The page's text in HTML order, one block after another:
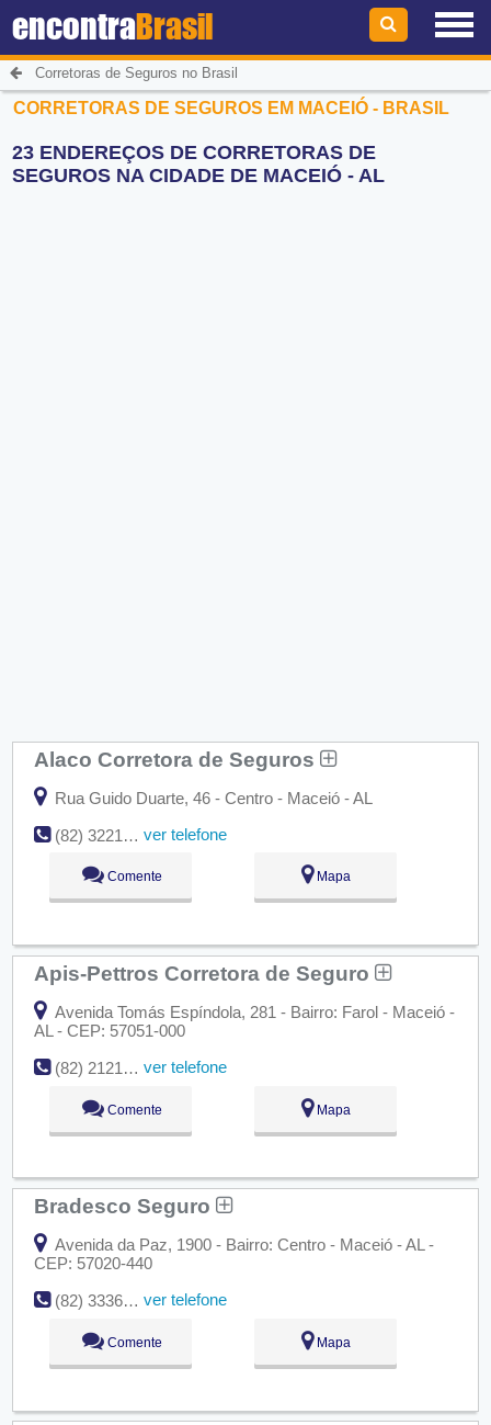
encontraBrasil
Corretoras de Seguros no Brasil
CORRETORAS DE SEGUROS EM MACEIÓ - BRASIL
23 ENDEREÇOS DE CORRETORAS DE
SEGUROS NA CIDADE DE MACEIÓ - AL
Alaco Corretora de Seguros
Rua Guido Duarte, 46 - Centro - Maceió - AL
(82) 3221-7611
ver telefone
Comente Mapa
Apis-Pettros Corretora de Seguro
Avenida Tomás Espíndola, 281 - Bairro: Farol - Maceió -
AL - CEP: 57051-000
(82) 2121-9595
ver telefone
Comente Mapa
Bradesco Seguro
Avenida da Paz, 1900 - Bairro: Centro - Maceió - AL -
CEP: 57020-440
(82) 3336-6256
ver telefone
Comente Mapa